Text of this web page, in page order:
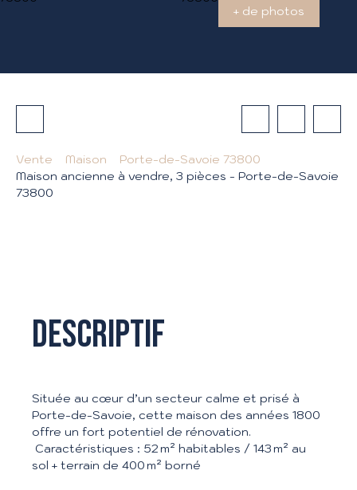
+ de photos
Vente Maison
Porte-de-Savoie 73800
Maison ancienne à vendre, 3 pièces - Porte-de-Savoie
73800
Descriptif
Située au cœur d’un secteur calme et prisé à
Porte-de-Savoie, cette maison des années 1800
offre un fort potentiel de rénovation.
Caractéristiques : 52 m² habitables / 143 m² au
sol + terrain de 400 m² borné